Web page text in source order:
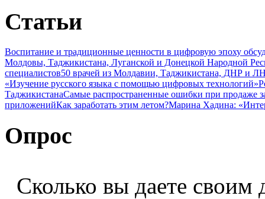
Статьи
Воспитание и традиционные ценности в цифровую эпоху
Молдовы, Таджикистана, Луганской и Донецкой Народной
специалистов50 врачей из Молдавии, Таджикистана, ДНР и
«Изучение русского языка с помощью цифровых технологий»
ТаджикистанаСамые распространенные ошибки при продаже
приложенийКак заработать этим летом?Марина Хадина:
Опрос
Сколько вы даете своим